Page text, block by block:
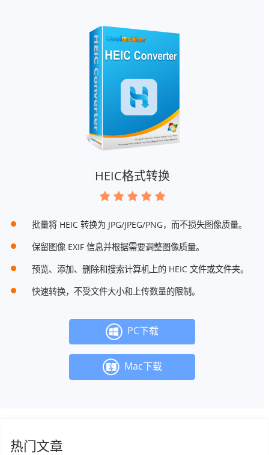
HEIC格式转换
批量将 HEIC 转换为 JPG/JPEG/PNG，而不损失图像质量。
保留图像 EXIF 信息并根据需要调整图像质量。
预览、添加、删除和搜索计算机上的 HEIC 文件或文件夹。
快速转换，不受文件大小和上传数量的限制。
PC下载
Mac下载
热门文章